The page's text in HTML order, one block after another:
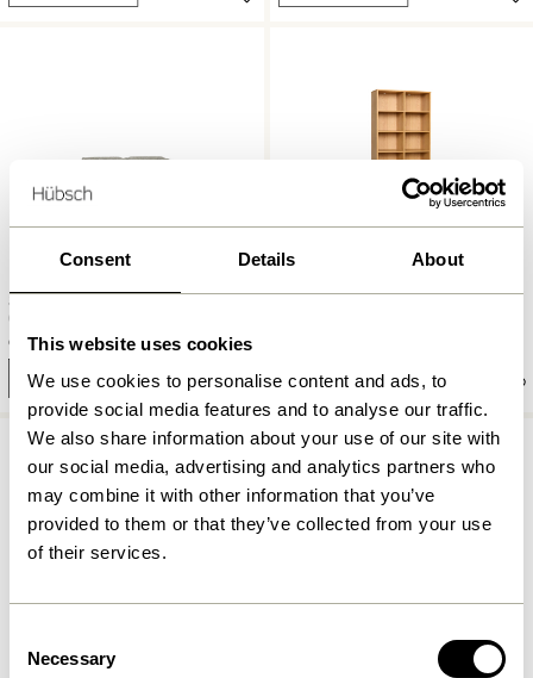
Consent Details About
This website uses cookies
We use cookies to personalise content and ads, to
provide social media features and to analyse our traffic.
We also share information about your use of our site with
our social media, advertising and analytics partners who
may combine it with other information that you’ve
provided to them or that they’ve collected from your use
of their services.
Selection
Necessary
Soba Sofa Hellgrau
6.499,00kr.
In den warenkorb
Disco Regal Large Naturfarben
In den warenkorb